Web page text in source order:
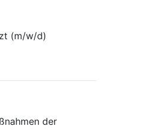
(m/w/d)
der